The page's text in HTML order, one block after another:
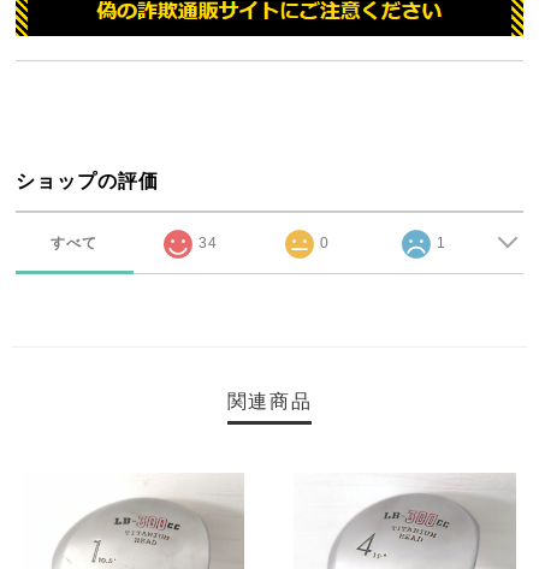
ショップの評価
すべて 34 0 1
関連商品